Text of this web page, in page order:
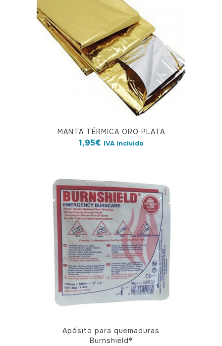
MANTA TÉRMICA ORO PLATA
1,95€ IVA incluido
producto
Apósito para quemaduras
Burnshield®